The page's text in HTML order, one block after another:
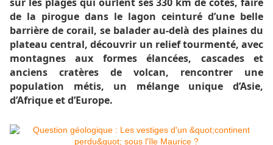
de la pirogue dans le lagon ceinturé d’une belle
barrière de corail, se balader au-delà des plaines du
plateau central, découvrir un relief tourmenté, avec
montagnes aux formes élancées, cascades et
anciens cratères de volcan, rencontrer une
population métis, un mélange unique d’Asie,
d’Afrique et d’Europe.